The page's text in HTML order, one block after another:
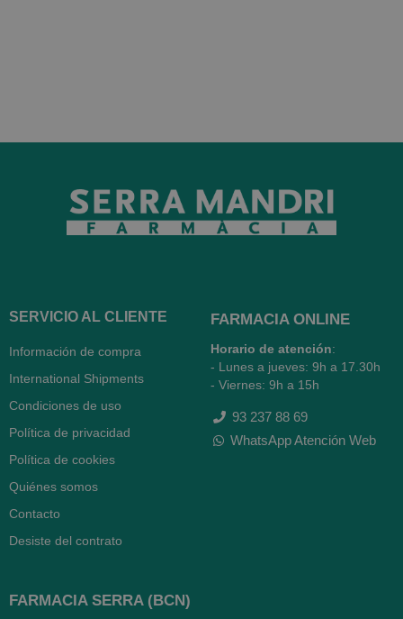
SERVICIO AL CLIENTE
Información de compra
International Shipments
Condiciones de uso
Política de privacidad
Política de cookies
Quiénes somos
Contacto
Desiste del contrato
FARMACIA ONLINE
Horario de atención:
- Lunes a jueves: 9h a 17.30h
- Viernes: 9h a 15h
93 237 88 69
WhatsApp Atención Web
FARMACIA SERRA (BCN)